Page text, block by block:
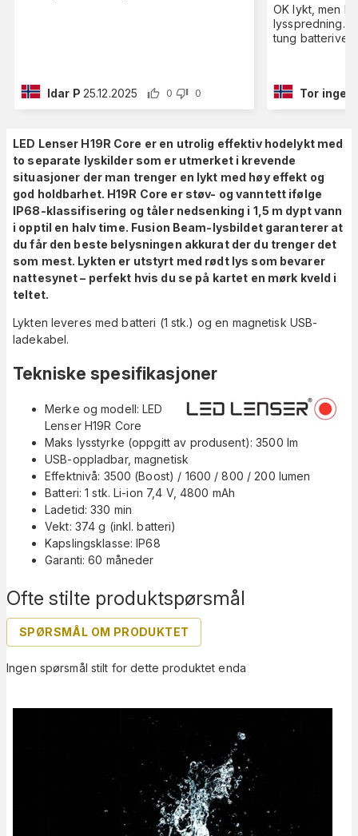
Idar P 25.12.2025 0 0
OK lykt, men
lysspredning.
tung
Tor inge B
Ofte stilte produktspørsmål
SPØRSMÅL OM PRODUKTET
Ingen spørsmål stilt for dette produktet enda
LED Lenser H19R Core er en utrolig effektiv hodelykt med
to separate lyskilder som er utmerket i krevende
situasjoner der man trenger en lykt med høy effekt og
god holdbarhet. H19R Core er støv- og vanntett ifølge
IP68-klassifisering og tåler nedsenking i 1,5 m dypt vann
i opptil en halv time. Fusion Beam-lysbildet garanterer at
du får den beste belysningen akkurat der du trenger det
som mest. Lykten er utstyrt med rødt lys som bevarer
nattesynet – perfekt hvis du se på kartet en mørk kveld i
teltet.
Lykten leveres med batteri (1 stk.) og en magnetisk USB-
ladekabel.
Tekniske spesifikasjoner
Merke og modell: LED
Lenser H19R Core
Maks lysstyrke (oppgitt av produsent): 3500 lm
USB-oppladbar, magnetisk
Effektnivå: 3500 (Boost) / 1600 / 800 / 200 lumen
Batteri: 1 stk. Li-ion 7,4 V, 4800 mAh
Ladetid: 330 min
Vekt: 374 g (inkl. batteri)
Kapslingsklasse: IP68
Garanti: 60 måneder